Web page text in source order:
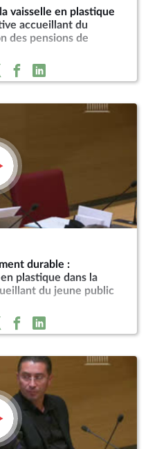
vaisselle en plastique
accueillant du
des pensions de
durable :
plastique dans la
du jeune public